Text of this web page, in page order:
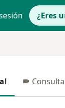
¿Eres
Consulta